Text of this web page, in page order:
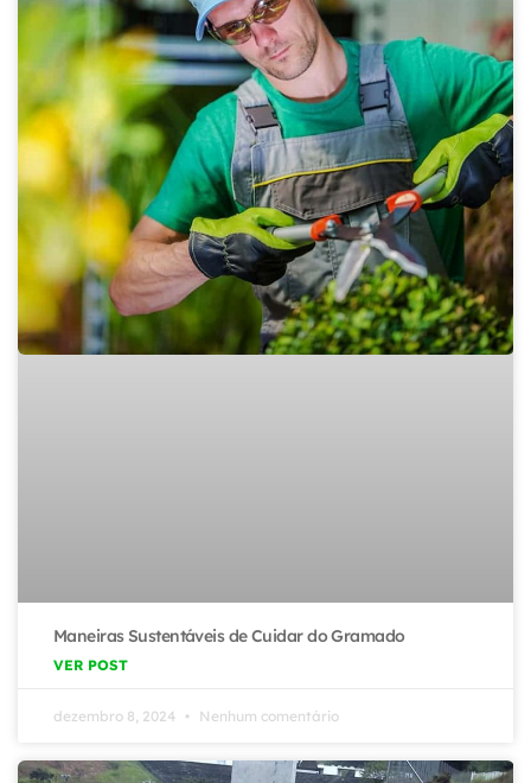
Maneiras Sustentáveis de Cuidar do Gramado
VER POST
dezembro 8, 2024 Nenhum comentário